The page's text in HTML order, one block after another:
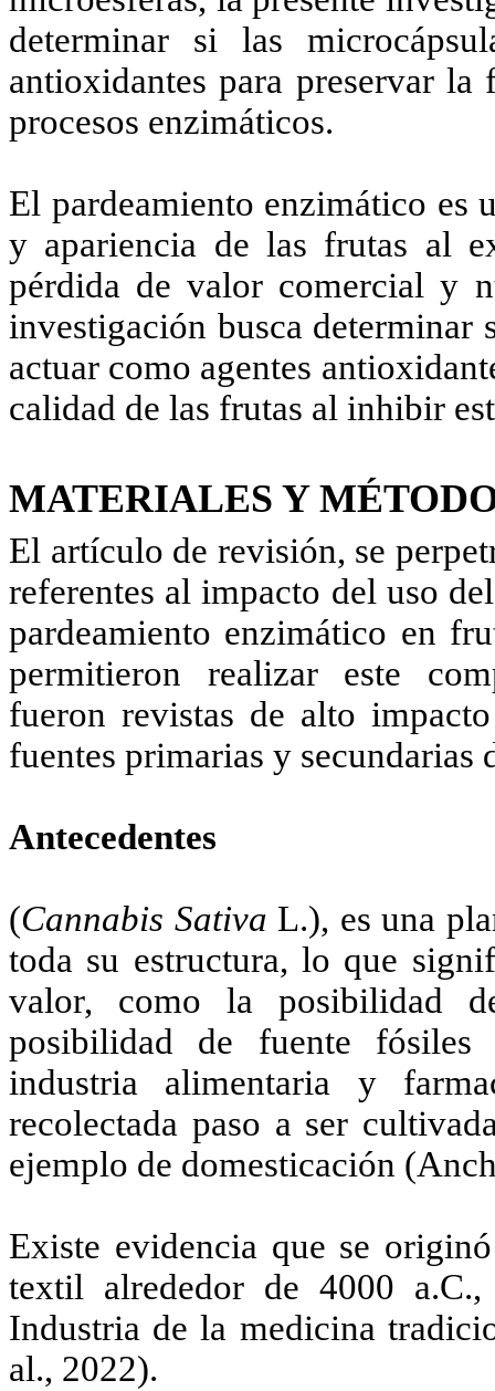
determinar si las
antioxidantes para preservar
procesos enzimáticos.
El pardeamiento enzimático es
y apariencia de las frutas al
pérdida de valor comercial y
investigación busca determinar
actuar como agentes
calidad de las frutas al inhibir
MATERIALES Y
El artículo de revisión, se
referentes al impacto del uso
pardeamiento enzimático en
permitieron realizar este
fueron revistas de alto
fuentes primarias y
Antecedentes
(Cannabis Sativa L.), es una
toda su estructura, lo que
valor, como la posibilidad
posibilidad de fuente
industria alimentaria y
recolectada paso a ser
ejemplo de domesticación
Existe evidencia que se
textil alrededor de 4000
Industria de la medicina
al., 2022).